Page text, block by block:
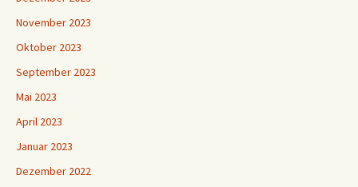
November 2023
Oktober 2023
September 2023
Mai 2023
April 2023
Januar 2023
Dezember 2022